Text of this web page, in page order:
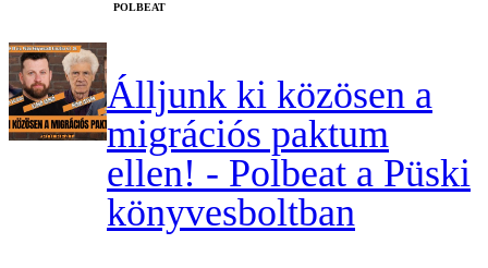
‎POLBEAT
Álljunk ki közösen a
migrációs paktum
ellen! - Polbeat a Püski
könyvesboltban